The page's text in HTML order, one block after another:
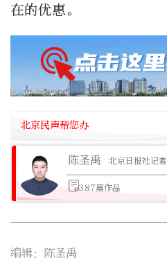
在的优惠。
北京民声帮您办
陈圣禹 北京日报社记者
387篇作品
编辑：陈圣禹